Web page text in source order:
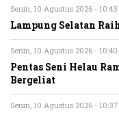
Senin, 10 Agustus 2026 - 10:43
Lampung Selatan
Senin, 10 Agustus 2026 - 10:40
Pentas Seni Helau
Bergeliat
Senin, 10 Agustus 2026 -